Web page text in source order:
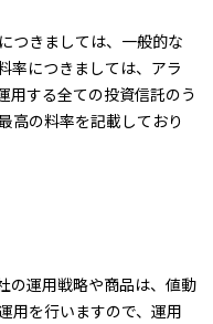
つきましては、一般的な
率につきましては、アラ
用する全ての投資信託のう
高の料率を記載しており
の運用戦略や商品は、値動
用を行いますので、運用